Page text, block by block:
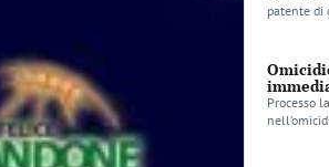
patente di
Processo